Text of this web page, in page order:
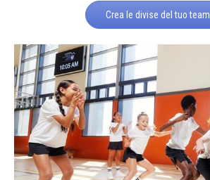
Crea le divise del tuo team